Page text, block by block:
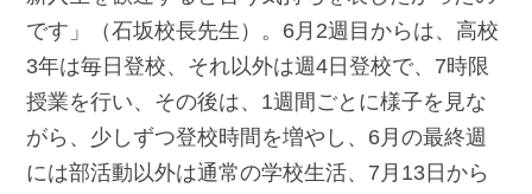
です」（石坂校長先生）。6月2週目からは、高校
3年は毎日登校、それ以外は週4日登校で、7時限
授業を行い、その後は、1週間ごとに様子を見な
がら、少しずつ登校時間を増やし、6月の最終週
には部活動以外は通常の学校生活、7月13日から